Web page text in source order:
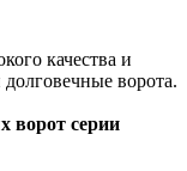
качества и
ворота.
ворот серии